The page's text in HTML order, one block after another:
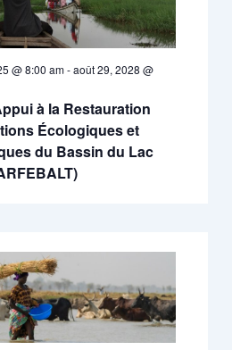
à la Restauration
Écologiques et
du Bassin du Lac
@ 8:00 am-août 29, 2028 @